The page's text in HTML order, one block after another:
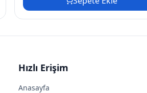
Hızlı Erişim
Anasayfa